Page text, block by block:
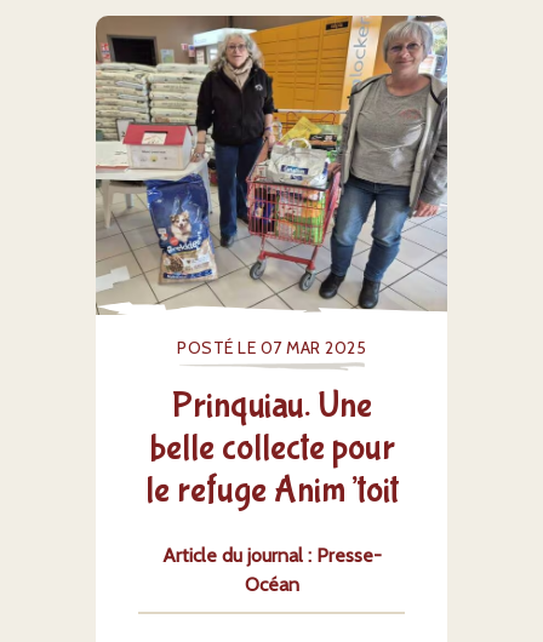
POSTÉ LE 07 MAR 2025
Prinquiau. Une
belle collecte pour
le refuge Anim’toit
Article du journal : Presse-
Océan